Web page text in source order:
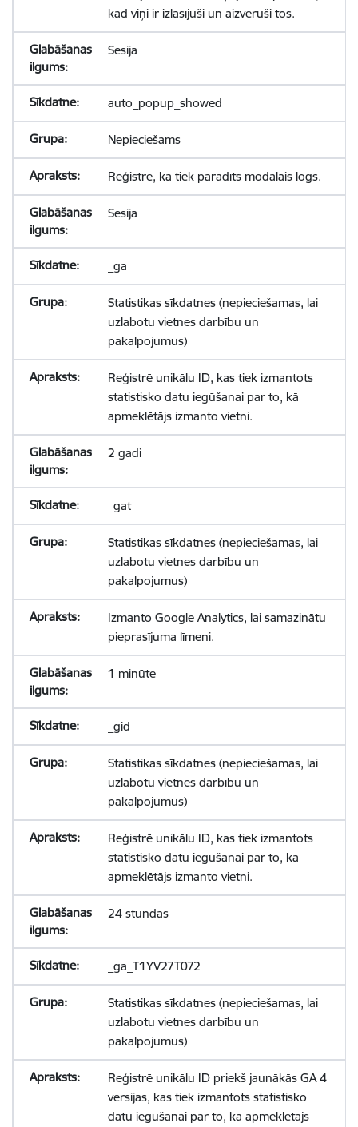
kad viņi ir izlasījuši un aizvēruši tos.
Sesija
auto_popup_showed
Nepieciešams
Reģistrē, ka tiek parādīts modālais logs.
Sesija
_ga
Statistikas sīkdatnes (nepieciešamas, lai
uzlabotu vietnes darbību un
pakalpojumus)
Reģistrē unikālu ID, kas tiek izmantots
statistisko datu iegūšanai par to, kā
apmeklētājs izmanto vietni.
2 gadi
_gat
Statistikas sīkdatnes (nepieciešamas, lai
uzlabotu vietnes darbību un
pakalpojumus)
Izmanto Google Analytics, lai samazinātu
pieprasījuma līmeni.
1 minūte
_gid
Statistikas sīkdatnes (nepieciešamas, lai
uzlabotu vietnes darbību un
pakalpojumus)
Reģistrē unikālu ID, kas tiek izmantots
statistisko datu iegūšanai par to, kā
apmeklētājs izmanto vietni.
24 stundas
_ga_T1YV27T072
Statistikas sīkdatnes (nepieciešamas, lai
uzlabotu vietnes darbību un
pakalpojumus)
Reģistrē unikālu ID priekš jaunākās GA 4
versijas, kas tiek izmantots statistisko
datu iegūšanai par to, kā apmeklētājs